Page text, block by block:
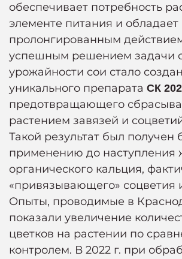
обеспечивает потребность
элементе питания и обладает
пролонгированным
успешным решением задачи
урожайности сои стало
уникального препарата СК
предотвращающего
растением завязей и
Такой результат был получен
применению до наступления
органического кальция,
«привязывающего» соцветия
Опыты, проводимые в
показали увеличение
цветков на растении по
контролем. В 2022 г. при